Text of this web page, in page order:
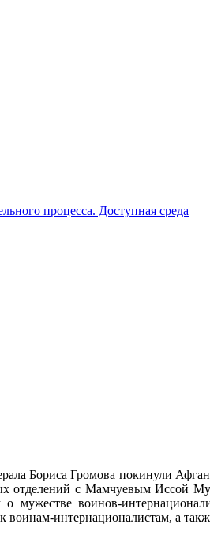
процесса. Доступная среда
Бориса Громова покинули
с Мамчуевым Иссой
воинов-
интернационалистам, а